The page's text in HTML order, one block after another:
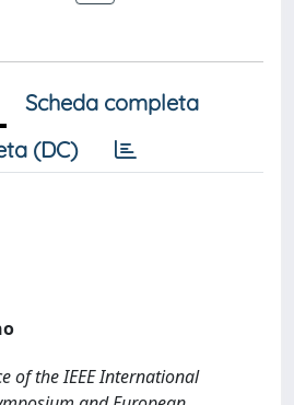
Scheda completa
(DC)
of the IEEE International